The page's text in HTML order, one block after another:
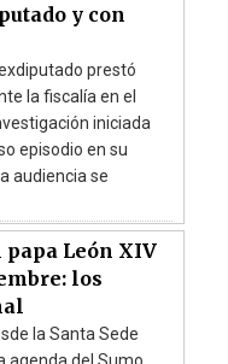
y con
prestó
la fiscalía en el
iniciada
episodio en su
audiencia se
León XIV
los
la Santa Sede
agenda del Sumo